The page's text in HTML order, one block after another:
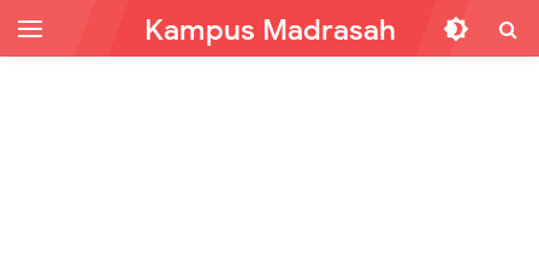
Kampus Madrasah